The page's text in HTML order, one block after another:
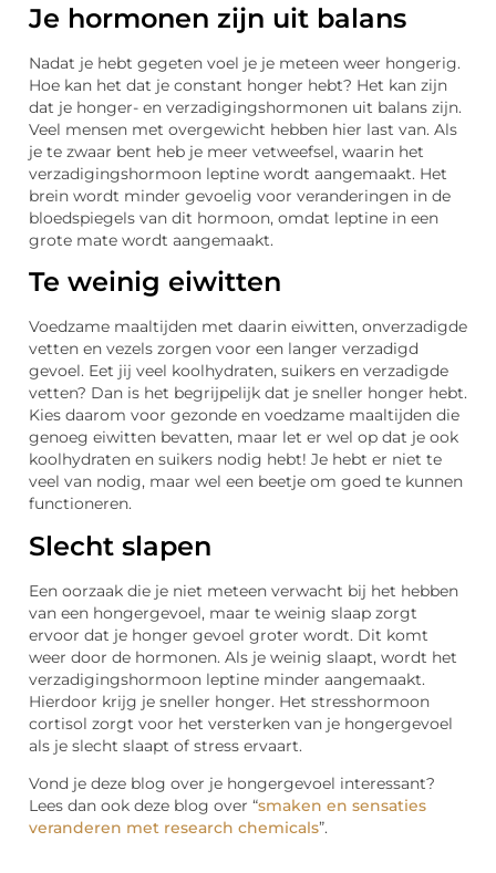
Je hormonen zijn uit balans
Nadat je hebt gegeten voel je je meteen weer hongerig.
Hoe kan het dat je constant honger hebt? Het kan zijn
dat je honger- en verzadigingshormonen uit balans zijn.
Veel mensen met overgewicht hebben hier last van. Als
je te zwaar bent heb je meer vetweefsel, waarin het
verzadigingshormoon leptine wordt aangemaakt. Het
brein wordt minder gevoelig voor veranderingen in de
bloedspiegels van dit hormoon, omdat leptine in een
grote mate wordt aangemaakt.
Te weinig eiwitten
Voedzame maaltijden met daarin eiwitten, onverzadigde
vetten en vezels zorgen voor een langer verzadigd
gevoel. Eet jij veel koolhydraten, suikers en verzadigde
vetten? Dan is het begrijpelijk dat je sneller honger hebt.
Kies daarom voor gezonde en voedzame maaltijden die
genoeg eiwitten bevatten, maar let er wel op dat je ook
koolhydraten en suikers nodig hebt! Je hebt er niet te
veel van nodig, maar wel een beetje om goed te kunnen
functioneren.
Slecht slapen
Een oorzaak die je niet meteen verwacht bij het hebben
van een hongergevoel, maar te weinig slaap zorgt
ervoor dat je honger gevoel groter wordt. Dit komt
weer door de hormonen. Als je weinig slaapt, wordt het
verzadigingshormoon leptine minder aangemaakt.
Hierdoor krijg je sneller honger. Het stresshormoon
cortisol zorgt voor het versterken van je hongergevoel
als je slecht slaapt of stress ervaart.
Vond je deze blog over je hongergevoel interessant?
Lees dan ook deze blog over “smaken en sensaties
veranderen met research chemicals”.